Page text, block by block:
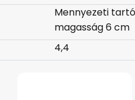
Mennyezeti
magasság 6 cm
4,4